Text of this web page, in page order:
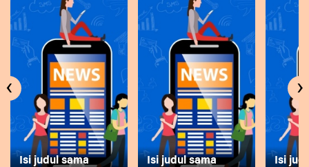
Isi judul sama
Isi judul sama
Isi
‹ ›